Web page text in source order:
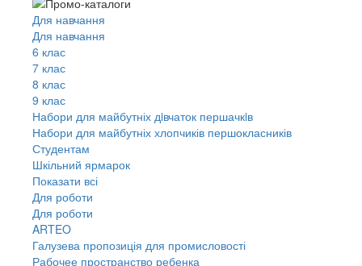
Для навчання
Для навчання
6 клас
7 клас
8 клас
9 клас
Набори для майбутніх дiвчаток першачкiв
Набори для майбутніх хлопчиків першокласників
Студентам
Шкільний ярмарок
Показати всі
Для роботи
Для роботи
ARTEO
Галузева пропозиція для промисловості
Рабочее пространство ребенка